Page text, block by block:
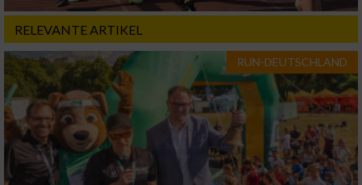
RELEVANTE ARTIKEL
RUN-DEUTSCHLAND